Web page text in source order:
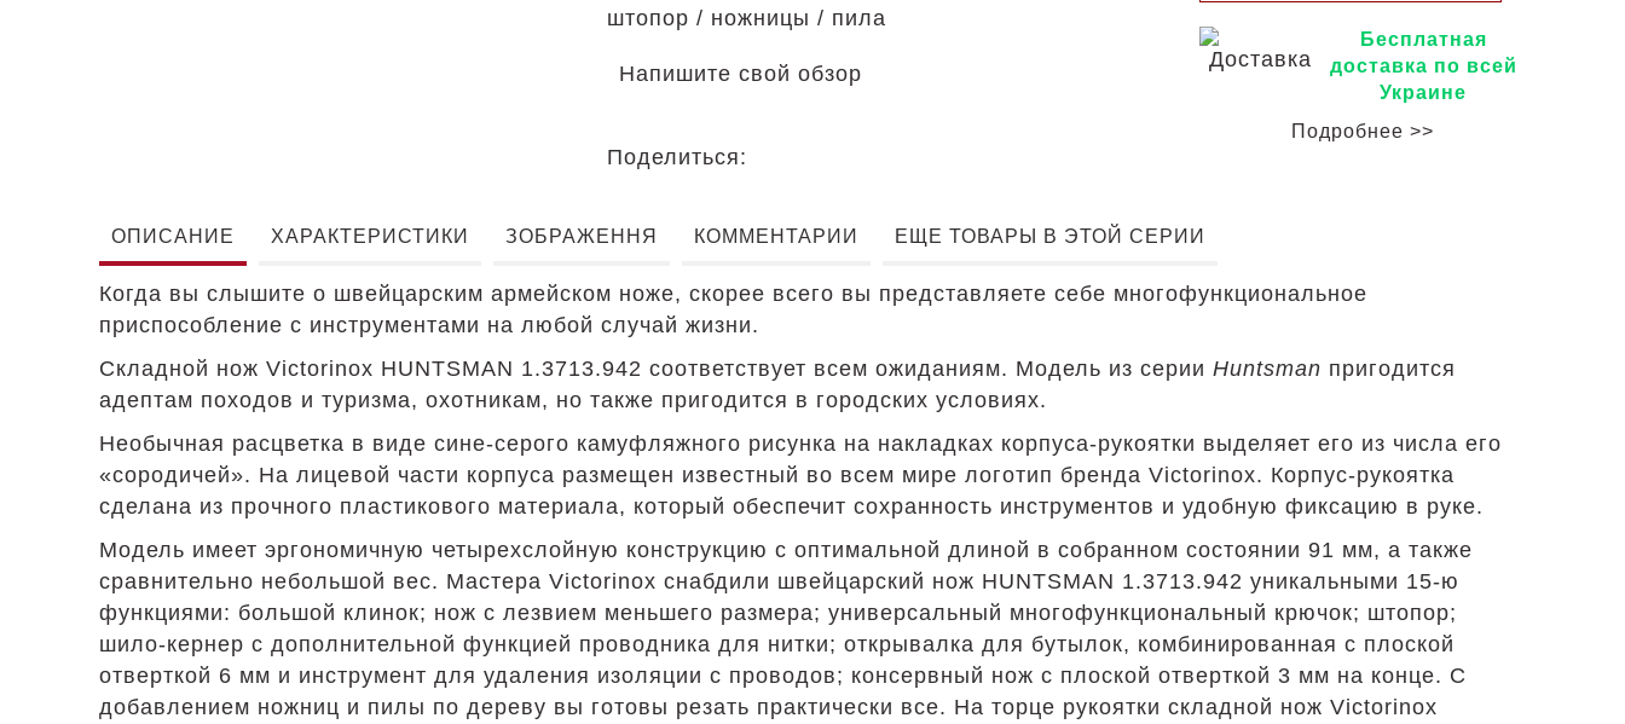
штопор / ножницы / пила
Напишите свой обзор
Поделиться:
Бесплатная
доставка по всей
Украине
Подробнее >>
ОПИСАНИЕ ХАРАКТЕРИСТИКИ ЗОБРАЖЕННЯ КОММЕНТАРИИ ЕЩЕ ТОВАРЫ В ЭТОЙ СЕРИИ
Когда вы слышите о швейцарским армейском ноже, скорее всего вы представляете себе многофункциональное
приспособление с инструментами на любой случай жизни.
Складной нож Victorinox HUNTSMAN 1.3713.942 соответствует всем ожиданиям. Модель из серии Huntsman пригодится
адептам походов и туризма, охотникам, но также пригодится в городских условиях.
Необычная расцветка в виде сине-серого камуфляжного рисунка на накладках корпуса-рукоятки выделяет его из числа его
«сородичей». На лицевой части корпуса размещен известный во всем мире логотип бренда Victorinox. Корпус-рукоятка
сделана из прочного пластикового материала, который обеспечит сохранность инструментов и удобную фиксацию в руке.
Модель имеет эргономичную четырехслойную конструкцию с оптимальной длиной в собранном состоянии 91 мм, а также
сравнительно небольшой вес. Мастера Victorinox снабдили швейцарский нож HUNTSMAN 1.3713.942 уникальными 15-ю
функциями: большой клинок; нож с лезвием меньшего размера; универсальный многофункциональный крючок; штопор;
шило-кернер с дополнительной функцией проводника для нитки; открывалка для бутылок, комбинированная с плоской
отверткой 6 мм и инструмент для удаления изоляции с проводов; консервный нож с плоской отверткой 3 мм на конце. С
добавлением ножниц и пилы по дереву вы готовы резать практически все. На торце рукоятки складной нож Victorinox